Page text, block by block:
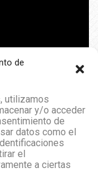
de
utilizamos
y/o acceder
de
datos como el
el
a ciertas